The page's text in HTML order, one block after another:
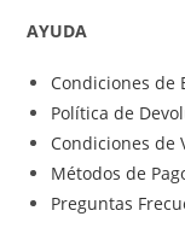
AYUDA
Condiciones de
Política de
Condiciones de
Métodos de
Preguntas